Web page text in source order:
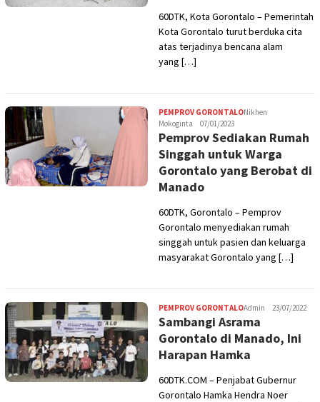
60DTK, Kota Gorontalo – Pemerintah
Kota Gorontalo turut berduka cita
atas terjadinya bencana alam
yang […]
PEMPROV GORONTALONikhen
Mokoginta
07/01/2023
Pemprov Sediakan Rumah
Singgah untuk Warga
Gorontalo yang Berobat di
Manado
60DTK, Gorontalo – Pemprov
Gorontalo menyediakan rumah
singgah untuk pasien dan keluarga
masyarakat Gorontalo yang […]
PEMPROV GORONTALOAdmin 23/07/2022
Sambangi Asrama
Gorontalo di Manado, Ini
Harapan Hamka
60DTK.COM – Penjabat Gubernur
Gorontalo Hamka Hendra Noer